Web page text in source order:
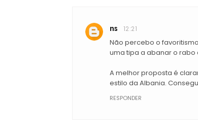
ns 12:21
Não percebo o
uma tipa a abanar o rabo
A melhor proposta é
estilo da Albania.
RESPONDER